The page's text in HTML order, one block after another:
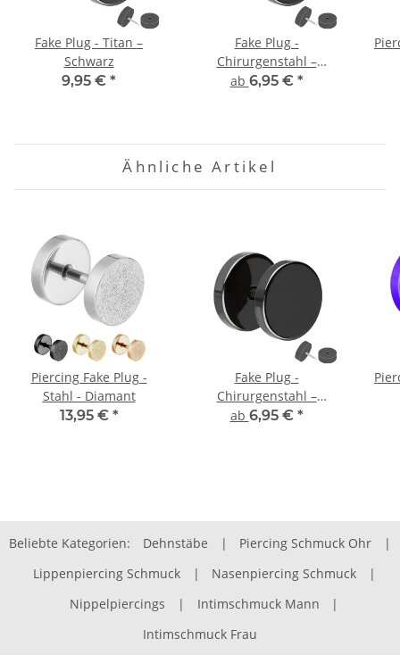
Fake Plug - Titan –
Schwarz
9,95 € *
Fake Plug -
Chirurgenstahl –
Schwarz
ab 6,95 € *
Ähnliche Artikel
Piercing Fake Plug -
Stahl - Diamant
13,95 € *
Fake Plug -
Chirurgenstahl –
Schwarz
ab 6,95 € *
Beliebte Kategorien: Dehnstäbe | Piercing Schmuck Ohr
|
Lippenpiercing Schmuck
| Nasenpiercing Schmuck
|
Nippelpiercings
| Intimschmuck Mann
|
Intimschmuck Frau